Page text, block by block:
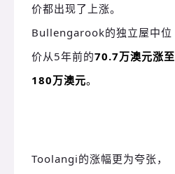
价都出现了上涨。
Bullengarook的独立屋中位
价从5年前的70.7万澳元涨至
180万澳元。
Toolangi的涨幅更为夸张，